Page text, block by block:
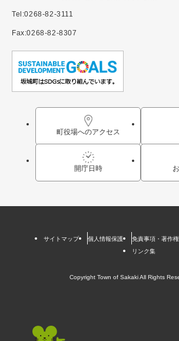
Tel:0268-82-3111
Fax:0268-82-8307
町役場へのアクセス
開庁日時
サイトマップ 個人情報保護 免責事項・著作権
リンク集
Copyright Town of Sakaki All Rights